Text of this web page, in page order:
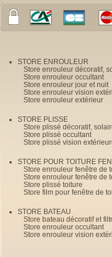
STORE ENROULEUR
Store enrouleur décoratif,
Store enrouleur occultant
Store enrouleur jour et nuit
Store enrouleur vision
Store enrouleur extérieur
STORE PLISSE
Store plissé décoratif,
Store plissé occultant
Store plissé vision
STORE POUR TOITURE
Store enrouleur fenêtre de
Store enrouleur fenêtre de
Store plissé toiture
Store film pour fenêtre de
STORE BATEAU
Store bateau décoratif et
Store enrouleur occultant
Store enrouleur vision